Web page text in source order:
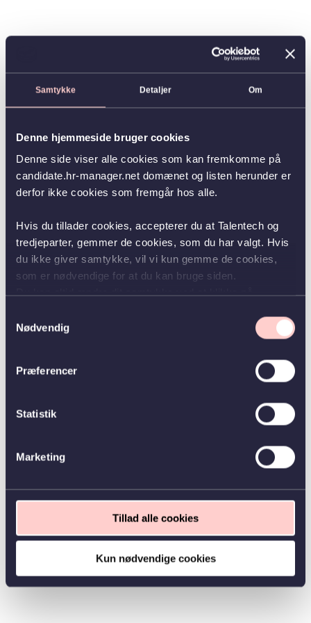
Samtykke Detaljer Om
Denne hjemmeside bruger cookies
Denne side viser alle cookies som kan fremkomme på
candidate.hr-manager.net domænet og listen herunder er
derfor ikke cookies som fremgår hos alle.
Hvis du tillader cookies, accepterer du at Talentech og
tredjeparter, gemmer de cookies, som du har valgt. Hvis
du ikke giver samtykke, vil vi kun gemme de cookies,
som er nødvendige for at du kan bruge siden.
Nødvendig
Præferencer
Statistik
Marketing
Tillad alle cookies
Kun nødvendige cookies